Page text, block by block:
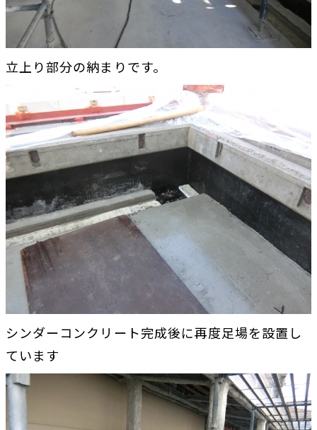
立上り部分の納まりです。
シンダーコンクリート完成後に再度足場を設置し
ています